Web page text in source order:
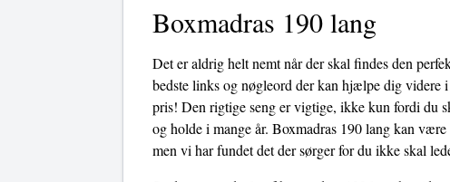
Boxmadras 190 lang
Det er aldrig helt nemt når der skal findes den
bedste links og nøgleord der kan hjælpe dig videre
pris! Den rigtige seng er vigtige, ikke kun fordi du
og holde i mange år. Boxmadras 190 lang kan
men vi har fundet det der sørger for du ikke skal